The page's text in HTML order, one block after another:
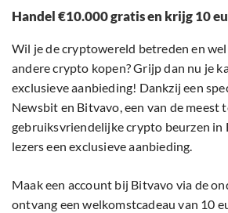
Handel €10.000 gratis en krijg 10
Wil je de cryptowereld betreden en
andere crypto kopen? Grijp dan nu je
exclusieve aanbieding! Dankzij een
Newsbit en Bitvavo, een van de meest
gebruiksvriendelijke crypto beurzen in
lezers een exclusieve aanbieding.
Maak een account bij Bitvavo via de
ontvang een welkomstcadeau van 10